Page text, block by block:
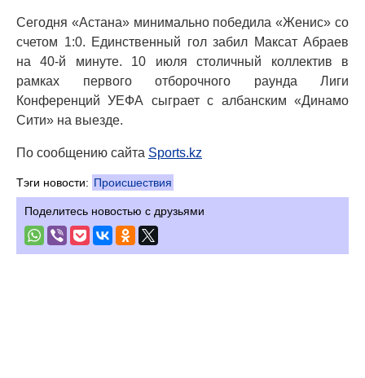
Сегодня «Астана» минимально победила «Женис» со
счетом 1:0. Единственный гол забил Максат Абраев
на 40-й минуте. 10 июля столичный коллектив в
рамках первого отборочного раунда Лиги
Конференций УЕФА сыграет с албанским «Динамо
Сити» на выезде.
По сообщению сайта Sports.kz
Тэги новости: Происшествия
Поделитесь новостью с друзьями